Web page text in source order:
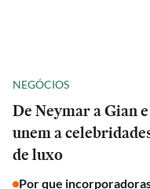
NEGÓCIOS
De Neymar a Gian
unem a
de luxo
Por que